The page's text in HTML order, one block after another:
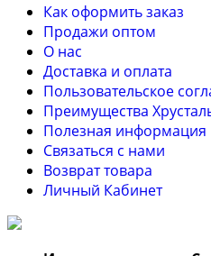
Как оформить заказ
Продажи оптом
О нас
Доставка и оплата
Пользовательское
Преимущества
Полезная информация
Связаться с нами
Возврат товара
Личный Кабинет